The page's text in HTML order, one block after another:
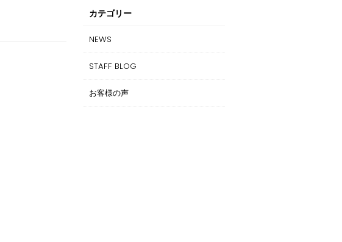
カテゴリー
NEWS
STAFF BLOG
お客様の声